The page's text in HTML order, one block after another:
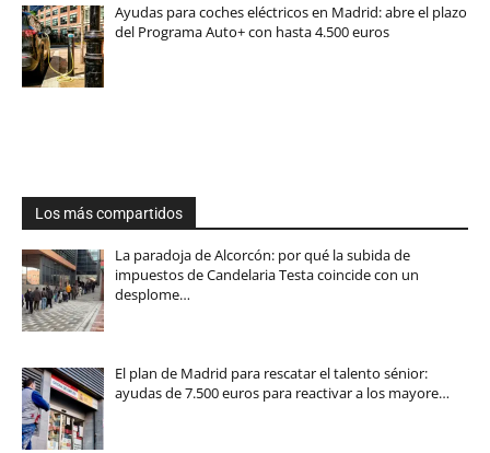
Ayudas para coches eléctricos en Madrid: abre el plazo
del Programa Auto+ con hasta 4.500 euros
Los más compartidos
La paradoja de Alcorcón: por qué la subida de
impuestos de Candelaria Testa coincide con un
desplome…
El plan de Madrid para rescatar el talento sénior:
ayudas de 7.500 euros para reactivar a los mayore…